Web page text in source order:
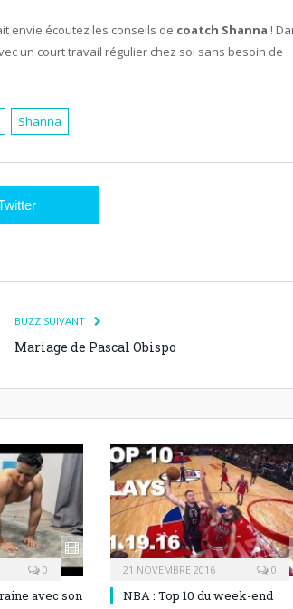
envie écoutez les conseils de coatch Shanna !
un court travail régulier chez soi sans besoin de
Shanna
BUZZ SUIVANT
Mariage de Pascal Obispo
0
avec son
21 NOVEMBRE 2016 0
NBA : Top 10 du week-end